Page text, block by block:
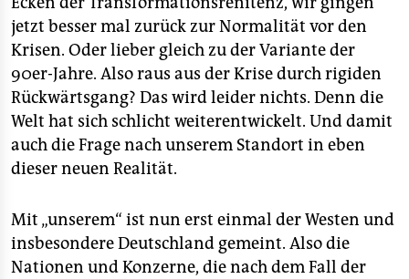
jetzt besser mal zurück zur Normalität vor den
Krisen. Oder lieber gleich zu der Variante der
90er-Jahre. Also raus aus der Krise durch rigiden
Rückwärtsgang? Das wird leider nichts. Denn die
Welt hat sich schlicht weiterentwickelt. Und damit
auch die Frage nach unserem Standort in eben
dieser neuen Realität.
Mit „unserem“ ist nun erst einmal der Westen und
insbesondere Deutschland gemeint. Also die
Nationen und Konzerne, die nach dem Fall der